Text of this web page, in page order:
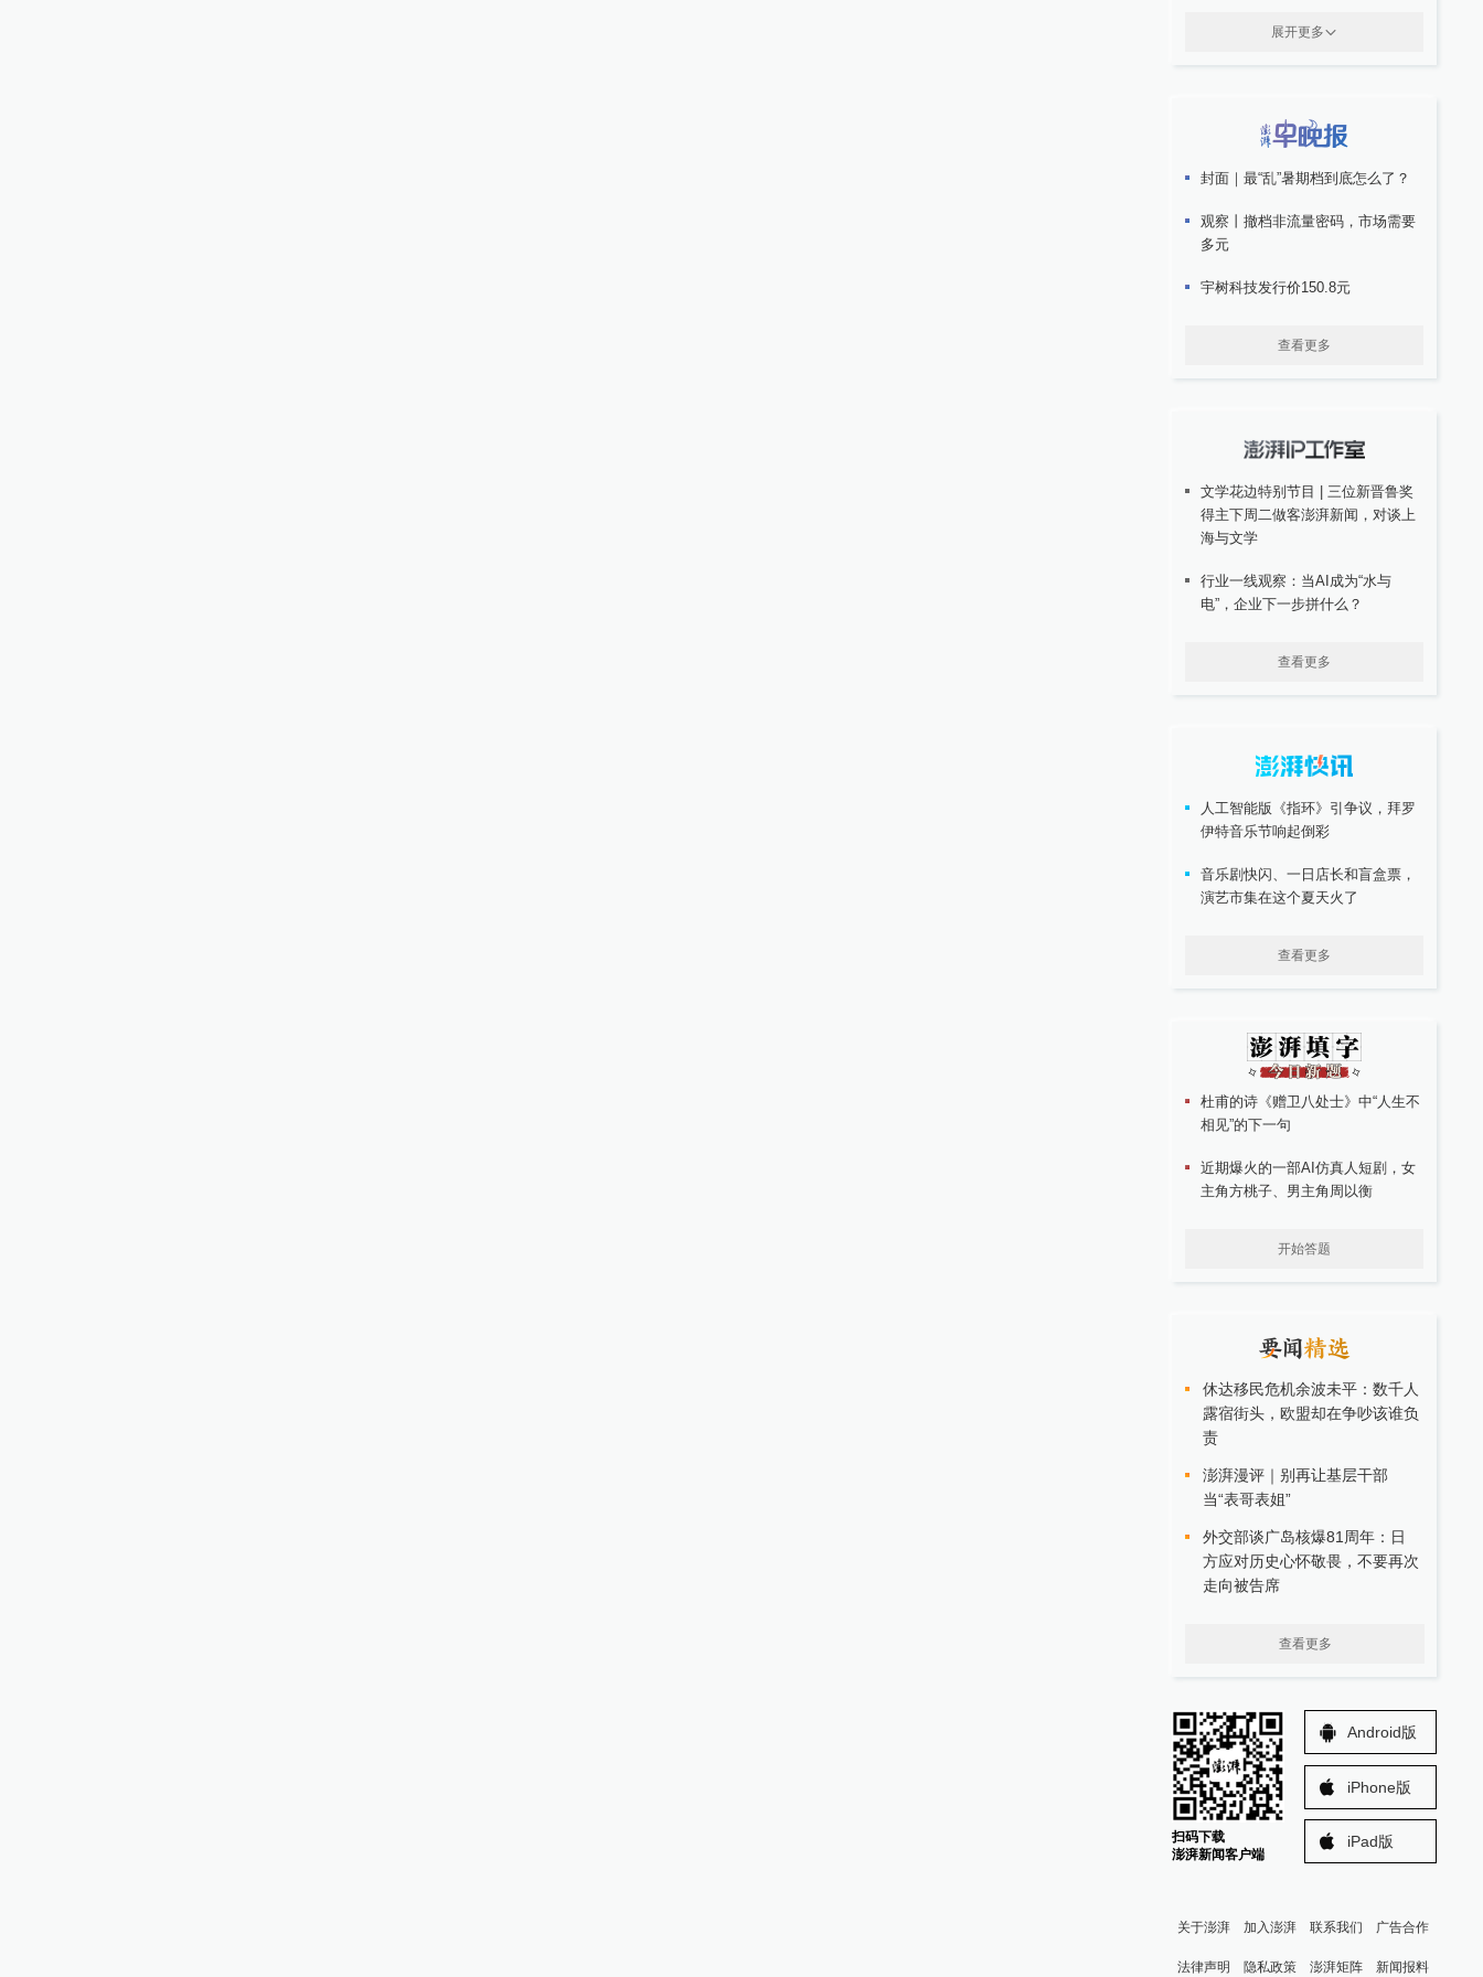
展开更多
封面｜最“乱”暑期档到底怎么了？
观察丨撤档非流量密码，市场需要
多元
宇树科技发行价150.8元
查看更多
文学花边特别节目 | 三位新晋鲁奖
得主下周二做客澎湃新闻，对谈上
海与文学
行业一线观察：当AI成为“水与
电”，企业下一步拼什么？
查看更多
人工智能版《指环》引争议，拜罗
伊特音乐节响起倒彩
音乐剧快闪、一日店长和盲盒票，
演艺市集在这个夏天火了
查看更多
杜甫的诗《赠卫八处士》中“人生不
相见”的下一句
近期爆火的一部AI仿真人短剧，女
主角方桃子、男主角周以衡
开始答题
休达移民危机余波未平：数千人
露宿街头，欧盟却在争吵该谁负
责
澎湃漫评｜别再让基层干部
当“表哥表姐”
外交部谈广岛核爆81周年：日
方应对历史心怀敬畏，不要再次
走向被告席
查看更多
扫码下载
澎湃新闻客户端
Android版
iPhone版
iPad版
关于澎湃 加入澎湃 联系我们 广告合作
法律声明 隐私政策 澎湃矩阵 新闻报料